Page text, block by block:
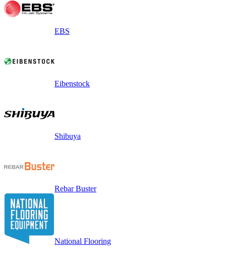
EBS
Eibenstock
Shibuya
Rebar Buster
National Flooring